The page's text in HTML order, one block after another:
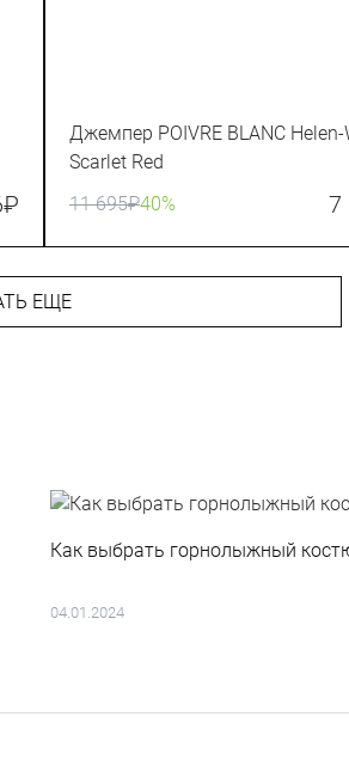
₽
Джемпер POIVRE BLANC Helen-
Scarlet Red
11 695₽40% 7
ЕЩЕ
Как выбрать горнолыжный
04.01.2024